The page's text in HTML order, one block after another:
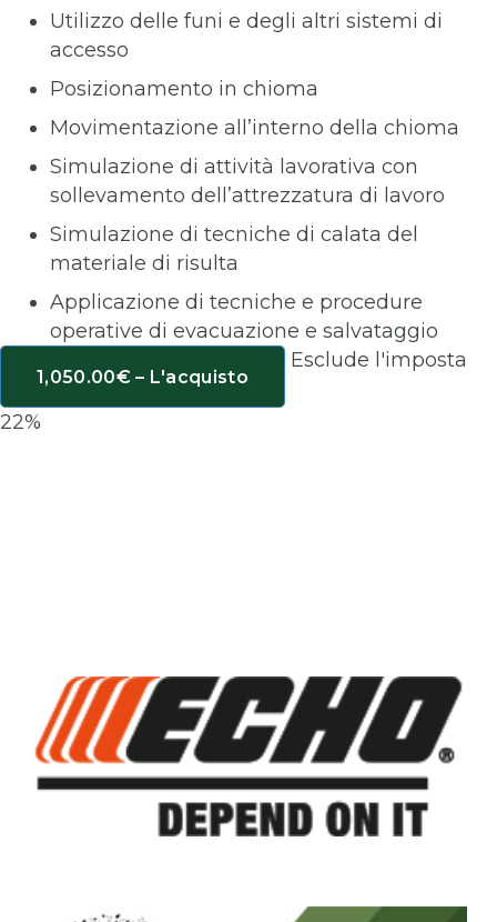
Utilizzo delle funi e degli altri sistemi di
accesso
Posizionamento in chioma
Movimentazione all’interno della chioma
Simulazione di attività lavorativa con
sollevamento dell’attrezzatura di lavoro
Simulazione di tecniche di calata del
materiale di risulta
Applicazione di tecniche e procedure
operative di evacuazione e salvataggio
1,050.00€ – L'acquisto
Esclude l'imposta
22%